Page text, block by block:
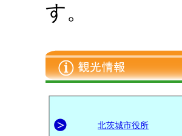
す。
北茨城市役所